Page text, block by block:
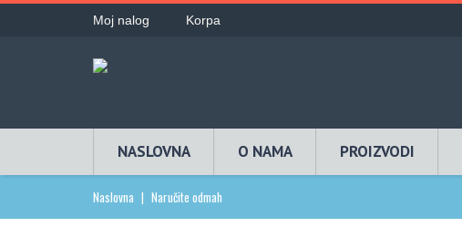
Moj nalog Korpa
NASLOVNA O NAMA PROIZVODI
Naslovna | Naručite odmah